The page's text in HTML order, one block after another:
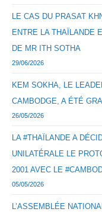
LE CAS DU PRASAT
ENTRE LA THAÏLANDE
DE MR ITH SOTHA
29/06/2026
KEM SOKHA, LE
CAMBODGE, A ÉTÉ
26/05/2026
LA #THAÏLANDE A
UNILATÉRALE LE
2001 AVEC LE
05/05/2026
L’ASSEMBLÉE